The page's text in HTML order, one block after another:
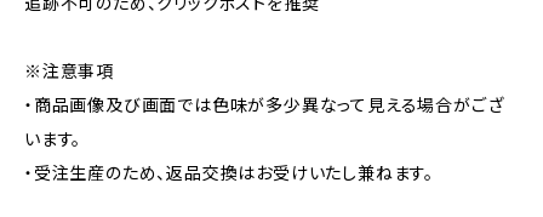
※注意事項
・商品画像及び画面では色味が多少異なって見える場合がござ
います。
・受注生産のため、返品交換はお受けいたし兼ねます。